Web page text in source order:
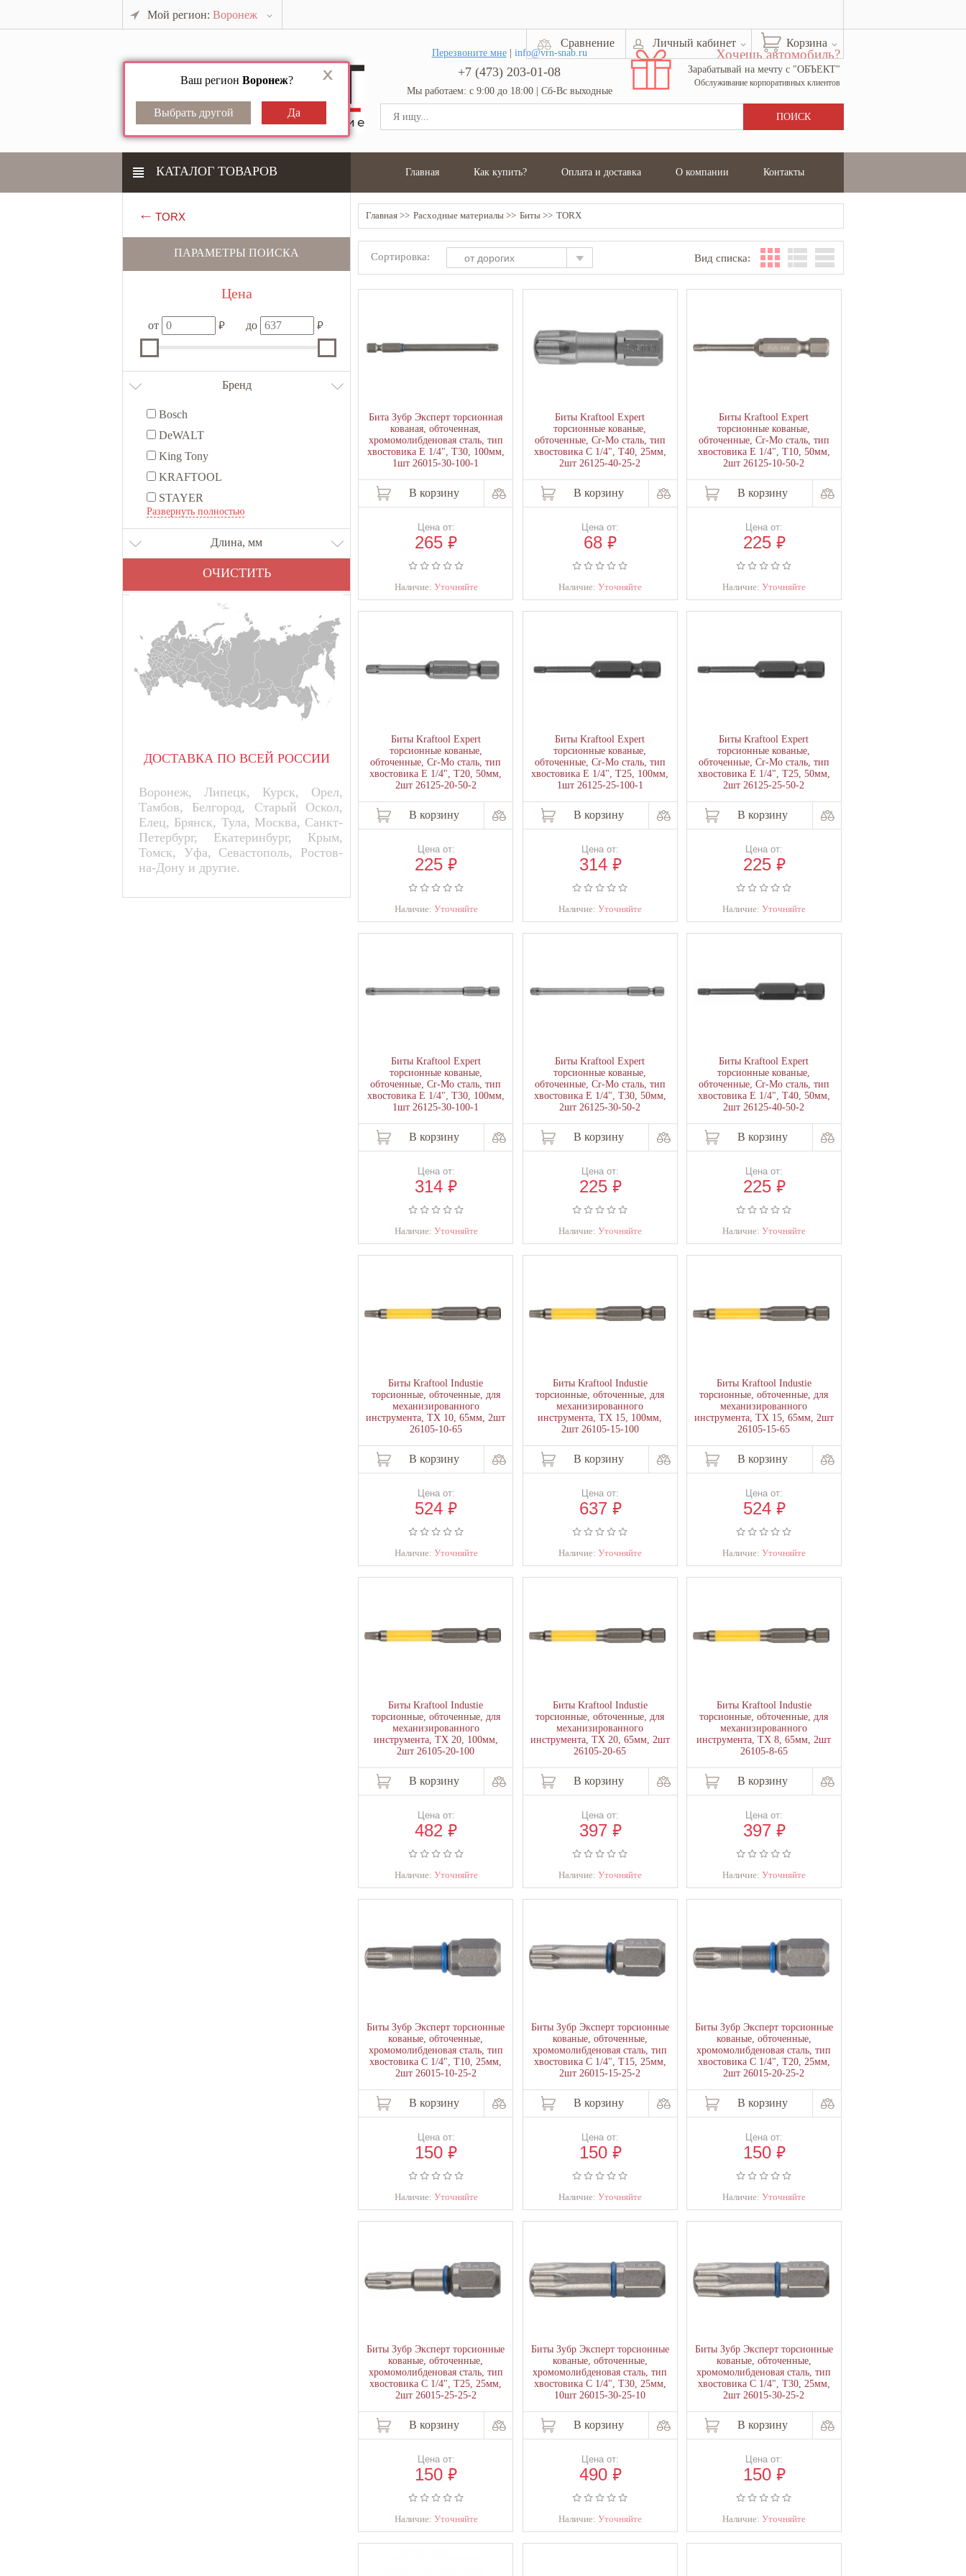
Мой регион: Воронеж
Ваш регион Воронеж?
Корзина
Личный кабинет
Сравнение
Перезвоните мне| info@vrn-snab.ru
+7 (473) 203-01-08
Мы работаем: с 9:00 до 18:00 | Сб-Вс выходные
Хочешь автомобиль?
Зарабатывай на мечту с "ОБЪЕКТ"
Обслуживание корпоративных клиентов
КАТАЛОГ ТОВАРОВ Главная Как купить? Оплата и доставка О компании Контакты
TORX
ПАРАМЕТРЫ ПОИСКА
Цена
от ₽ до ₽
Бренд
Bosch
DeWALT
King Tony
KRAFTOOL
STAYER
Дело Техники
Развернуть полностью
Длина, мм
ОЧИСТИТЬ
ДОСТАВКА ПО ВСЕЙ РОССИИ
Воронеж, Липецк, Курск, Орел,
Тамбов, Белгород, Старый Оскол,
Елец, Брянск, Тула, Москва, Санкт-
Петербург, Екатеринбург, Крым,
Томск, Уфа, Севастополь, Ростов-
на-Дону и другие.
Главная Расходные материалы Биты TORX
Сортировка: от дорогих Вид списка:
Бита Зубр Эксперт торсионная
кованая, обточенная,
хромомолибденовая сталь, тип
хвостовика E 1/4", T30, 100мм,
1шт 26015-30-100-1
В корзину
Цена от:
265₽
Наличие: Уточняйте
Биты Kraftool Expert
торсионные кованые,
обточенные, Cr-Mo сталь, тип
хвостовика C 1/4", Т40, 25мм,
2шт 26125-40-25-2
В корзину
Цена от:
68₽
Наличие:Уточняйте
Биты Kraftool Expert
торсионные кованые,
обточенные, Cr-Mo сталь, тип
хвостовика E 1/4", Т10, 50мм,
2шт 26125-10-50-2
В корзину
Цена от:
225 ₽
Наличие:Уточняйте
Биты Kraftool Expert
торсионные кованые,
обточенные, Cr-Mo сталь, тип
хвостовика E 1/4", Т20, 50мм,
2шт 26125-20-50-2
В корзину
Цена от:
225₽
Наличие: Уточняйте
Биты Kraftool Expert
торсионные кованые,
обточенные, Cr-Mo сталь, тип
хвостовика E 1/4", Т25, 100мм,
1шт 26125-25-100-1
В корзину
Цена от:
314 ₽
Наличие:Уточняйте
Биты Kraftool Expert
торсионные кованые,
обточенные, Cr-Mo сталь, тип
хвостовика E 1/4", Т25, 50мм,
2шт 26125-25-50-2
В корзину
Цена от:
225 ₽
Наличие:Уточняйте
Биты Kraftool Expert
торсионные кованые,
обточенные, Cr-Mo сталь, тип
хвостовика E 1/4", Т30, 100мм,
1шт 26125-30-100-1
В корзину
Цена от:
314₽
Наличие: Уточняйте
Биты Kraftool Expert
торсионные кованые,
обточенные, Cr-Mo сталь, тип
хвостовика E 1/4", Т30, 50мм,
2шт 26125-30-50-2
В корзину
Цена от:
225 ₽
Наличие:Уточняйте
Биты Kraftool Expert
торсионные кованые,
обточенные, Cr-Mo сталь, тип
хвостовика E 1/4", Т40, 50мм,
2шт 26125-40-50-2
В корзину
Цена от:
225 ₽
Наличие:Уточняйте
Биты Kraftool Industie
торсионные, обточенные, для
механизированного
инструмента, TX 10, 65мм, 2шт
26105-10-65
В корзину
Цена от:
524₽
Наличие: Уточняйте
Биты Kraftool Industie
торсионные, обточенные, для
механизированного
инструмента, TX 15, 100мм,
2шт 26105-15-100
В корзину
Цена от:
637 ₽
Наличие:Уточняйте
Биты Kraftool Industie
торсионные, обточенные, для
механизированного
инструмента, TX 15, 65мм, 2шт
26105-15-65
В корзину
Цена от:
524 ₽
Наличие:Уточняйте
Биты Kraftool Industie
торсионные, обточенные, для
механизированного
инструмента, TX 20, 100мм,
2шт 26105-20-100
В корзину
Цена от:
482₽
Наличие: Уточняйте
Биты Kraftool Industie
торсионные, обточенные, для
механизированного
инструмента, TX 20, 65мм, 2шт
26105-20-65
В корзину
Цена от:
397 ₽
Наличие:Уточняйте
Биты Kraftool Industie
торсионные, обточенные, для
механизированного
инструмента, TX 8, 65мм, 2шт
26105-8-65
В корзину
Цена от:
397 ₽
Наличие:Уточняйте
Биты Зубр Эксперт торсионные
кованые, обточенные,
хромомолибденовая сталь, тип
хвостовика C 1/4", T10, 25мм,
2шт 26015-10-25-2
В корзину
Цена от:
150₽
Наличие: Уточняйте
Биты Зубр Эксперт торсионные
кованые, обточенные,
хромомолибденовая сталь, тип
хвостовика C 1/4", T15, 25мм,
2шт 26015-15-25-2
В корзину
Цена от:
150 ₽
Наличие:Уточняйте
Биты Зубр Эксперт торсионные
кованые, обточенные,
хромомолибденовая сталь, тип
хвостовика C 1/4", T20, 25мм,
2шт 26015-20-25-2
В корзину
Цена от:
150 ₽
Наличие:Уточняйте
Биты Зубр Эксперт торсионные
кованые, обточенные,
хромомолибденовая сталь, тип
хвостовика C 1/4", T25, 25мм,
2шт 26015-25-25-2
В корзину
Цена от:
150₽
Наличие: Уточняйте
Биты Зубр Эксперт торсионные
кованые, обточенные,
хромомолибденовая сталь, тип
хвостовика C 1/4", T30, 25мм,
10шт 26015-30-25-10
В корзину
Цена от:
490 ₽
Наличие:Уточняйте
Биты Зубр Эксперт торсионные
кованые, обточенные,
хромомолибденовая сталь, тип
хвостовика C 1/4", T30, 25мм,
2шт 26015-30-25-2
В корзину
Цена от:
150 ₽
Наличие:Уточняйте